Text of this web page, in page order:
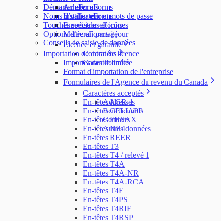
Acheter eForms
Installer eForms
Enregistrer eForms
Mettre eForms à jour
Licence et garantie
Contrat de licence
Garantie limitée
Démarrer eForms
Noms d’utilisateur et mots de passe
Touches spéciales et icônes
Options d’écran partagé
Conseils de saisie de données
Importation de données
Importer des données
Format d'importation de l'entreprise
Formulaires de l'Agence du revenu du Canada
Caractères acceptés
Addresses
Bénéficiaires
Contacts
Autres données
En-têtes AGR-1
En-têtes CELIAPP
En-têtes FHSAX
En-têtes NR4
En-têtes REER
En-têtes T3
En-têtes T4 / relevé 1
En-têtes T4A
En-têtes T4A-NR
En-têtes T4A-RCA
En-têtes T4E
En-têtes T4PS
En-têtes T4RIF
En-têtes T4RSP